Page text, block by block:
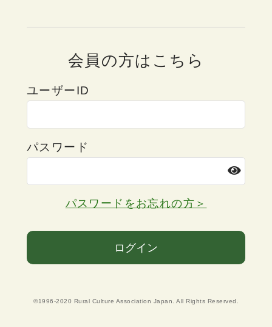
会員の方はこちら
ユーザーID
パスワード
パスワードをお忘れの方＞
ログイン
©1996-2020 Rural Culture Association Japan. All Rights Reserved.